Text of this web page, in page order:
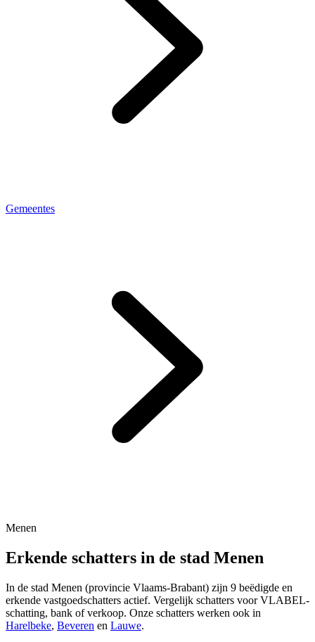
Gemeentes
Menen
Erkende schatters in de stad Menen
In de stad Menen (provincie Vlaams-Brabant) zijn 9 beëdigde en
erkende vastgoedschatters actief. Vergelijk schatters voor VLABEL-
schatting, bank of verkoop. Onze schatters werken ook in
Harelbeke, Beveren en Lauwe.